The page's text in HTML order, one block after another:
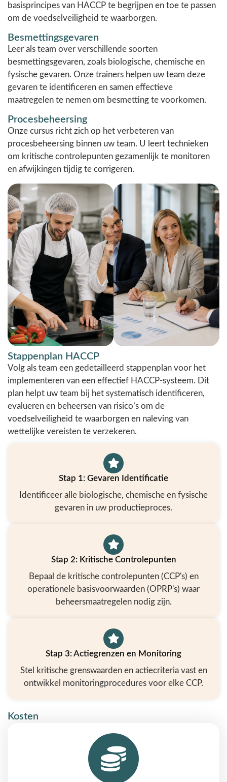
basisprincipes van HACCP te begrijpen en toe te passen
om de voedselveiligheid te waarborgen.
Besmettingsgevaren
Leer als team over verschillende soorten
besmettingsgevaren, zoals biologische, chemische en
fysische gevaren. Onze trainers helpen uw team deze
gevaren te identificeren en samen effectieve
maatregelen te nemen om besmetting te voorkomen.
Procesbeheersing
Onze cursus richt zich op het verbeteren van
procesbeheersing binnen uw team. U leert technieken
om kritische controlepunten gezamenlijk te monitoren
en afwijkingen tijdig te corrigeren.
Stappenplan HACCP
Volg als team een gedetailleerd stappenplan voor het
implementeren van een effectief HACCP-systeem. Dit
plan helpt uw team bij het systematisch identificeren,
evalueren en beheersen van risico’s om de
voedselveiligheid te waarborgen en naleving van
wettelijke vereisten te verzekeren.
Stap 1: Gevaren Identificatie
Identificeer alle biologische, chemische en fysische
gevaren in uw productieproces.
Stap 2: Kritische Controlepunten
Bepaal de kritische controlepunten (CCP's) en
operationele basisvoorwaarden (OPRP's) waar
beheersmaatregelen nodig zijn.
Stap 3: Actiegrenzen en Monitoring
Stel kritische grenswaarden en actiecriteria vast en
ontwikkel monitoringprocedures voor elke CCP.
Kosten